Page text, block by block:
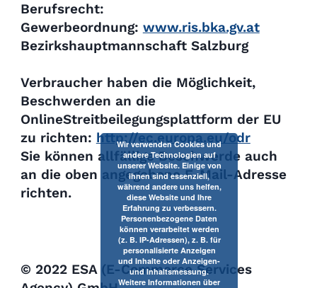
Berufsrecht:
Gewerbeordnung: www.ris.bka.gv.at
Bezirkshauptmannschaft Salzburg
Verbraucher haben die Möglichkeit,
Beschwerden an die
OnlineStreitbeilegungsplattform der EU
zu richten: http://ec.europa.eu/odr
Sie können allfällige Beschwerde auch
an die oben angegebene E-Mail-Adresse
richten.
© 2022 ESA (E-Commerce Services
Wir verwenden Cookies und
andere Technologien auf
unserer Website. Einige von
ihnen sind essenziell,
während andere uns helfen,
diese Website und Ihre
Erfahrung zu verbessern.
Personenbezogene Daten
können verarbeitet werden
(z. B. IP-Adressen), z. B. für
personalisierte Anzeigen
und Inhalte oder Anzeigen-
und Inhaltsmessung.
Weitere Informationen über